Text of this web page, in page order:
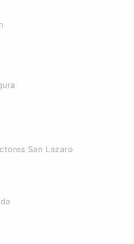
San Lazaro